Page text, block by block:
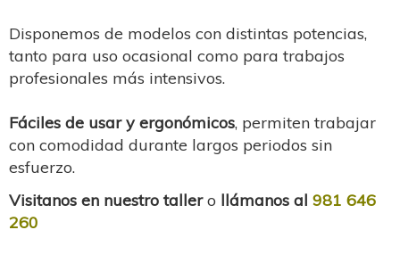
Disponemos de modelos con distintas potencias,
tanto para uso ocasional como para trabajos
profesionales más intensivos.
Fáciles de usar y ergonómicos, permiten trabajar
con comodidad durante largos periodos sin
esfuerzo.
Visitanos en nuestro tallero llámanos al 981 646
260